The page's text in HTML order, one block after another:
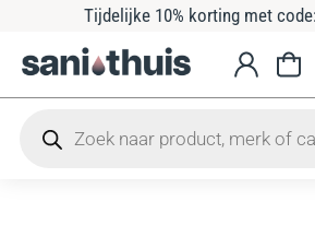
Tijdelijke 10% korting met